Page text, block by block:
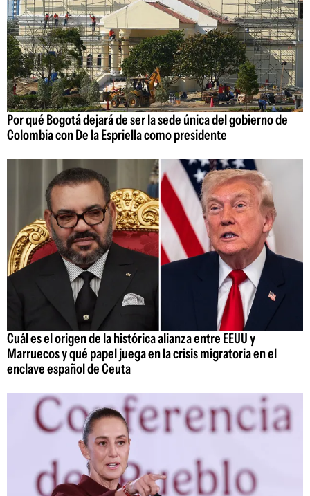
Por qué Bogotá dejará de ser la sede única del gobierno de
Colombia con De la Espriella como presidente
Cuál es el origen de la histórica alianza entre EEUU y
Marruecos y qué papel juega en la crisis migratoria en el
enclave español de Ceuta